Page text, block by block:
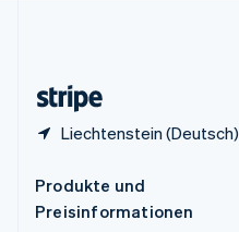
Liechtenstein (Deutsch)
Produkte und
Preisinformationen